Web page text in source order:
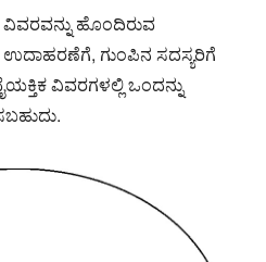
ವಿವರವನ್ನು ಹೊಂದಿರುವ
ಗುಂಪಿನ ಸದಸ್ಯರಿಗೆ
ವಿವರಗಳಲ್ಲಿ ಒಂದನ್ನು